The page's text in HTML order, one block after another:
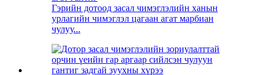
Гэрийн дотоод засал чимэглэлийн ханын
урлагийн чимэглэл цагаан агат марбиан
чулуу...